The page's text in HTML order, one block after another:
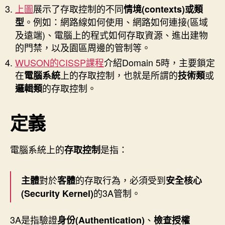
上圖展示了存取控制的不同情境(contexts)或類
型 。例如：網路線如何使用、網路如何連接(區域
及遠端)、電腦上的程式如何存取資源、進出建物
的門禁，以及園區周邊的管制等。
WUSON的CISSP課程介紹Domain 5時，主要鎖定
在電腦系統 上的存取控制，也就是所謂的技術類或
邏輯類的存取控制。
定義
電腦系統上的存取控制是指：
主體對於客體的存取行為，必須受到安全核心
(Security Kernel)的3A管制。
3A是指驗證身份(Authentication) 、 檢查授權